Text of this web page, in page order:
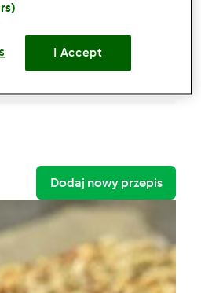
Dodaj nowy przepis
I Accept